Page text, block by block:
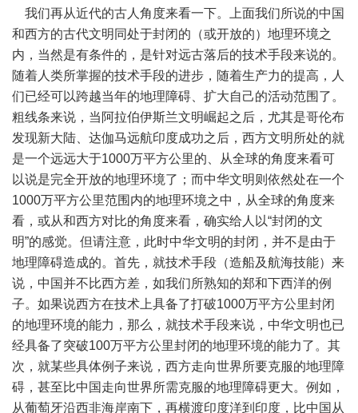
我们再从近代的古人角度来看一下。上面我们所说的中国
和西方的古代文明同处于封闭的（或开放的）地理环境之
内，当然是有条件的，是针对远古落后的技术手段来说的。
随着人类所掌握的技术手段的进步，随着生产力的提高，人
们已经可以跨越当年的地理障碍、扩大自己的活动范围了。
粗线条来说，当阿拉伯伊斯兰文明崛起之后，尤其是哥伦布
发现新大陆、达伽马远航印度成功之后，西方文明所处的就
是一个远远大于1000万平方公里的、从全球的角度来看可
以说是完全开放的地理环境了；而中华文明则依然处在一个
1000万平方公里范围内的地理环境之中，从全球的角度来
看，或从和西方对比的角度来看，确实给人以“封闭的文
明”的感觉。但请注意，此时中华文明的封闭，并不是由于
地理障碍造成的。首先，就技术手段（造船及航海技能）来
说，中国并不比西方差，如我们所熟知的郑和下西洋的例
子。如果说西方在技术上具备了打破1000万平方公里封闭
的地理环境的能力，那么，就技术手段来说，中华文明也已
经具备了突破100万平方公里封闭的地理环境的能力了。其
次，就某些具体例子来说，西方走向世界所要克服的地理障
碍，甚至比中国走向世界所需克服的地理障碍更大。例如，
从葡萄牙沿西非海岸南下，再横渡印度洋到印度，比中国从